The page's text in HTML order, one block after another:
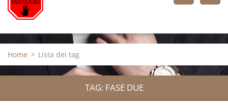
Home > Lista dei tag
TAG: FASE DUE